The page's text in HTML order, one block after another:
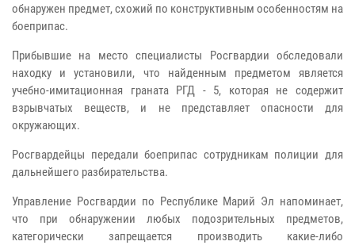
обнаружен предмет, схожий по конструктивным особенностям на
боеприпас.
Прибывшие на место специалисты Росгвардии обследовали
находку и установили, что найденным предметом является
учебно-имитационная граната РГД - 5, которая не содержит
взрывчатых веществ, и не представляет опасности для
окружающих.
Росгвардейцы передали боеприпас сотрудникам полиции для
дальнейшего разбирательства.
Управление Росгвардии по Республике Марий Эл напоминает,
что при обнаружении любых подозрительных предметов,
категорически запрещается производить какие-либо